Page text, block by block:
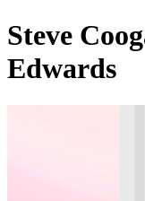
Steve
Edwards